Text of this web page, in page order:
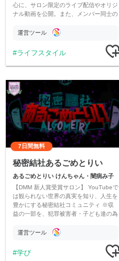
心に、サロン限定のライブ配信やオリジ
ナル動画を公開。また、メンバー同士の
ただいています。
運営ツール
ライフスタイル
7日間無料
秘密結社あるごめとりい
あるごめとりい けんちゃん・闇病み子
【DMM 新人賞受賞サロン】 YouTubeで
は観られない世界の真実を知り、人生を
豊かにする秘密結社コミュニティ ※収
益の一部を、犯罪被害者・子ども達の為
す運営ツール
学び